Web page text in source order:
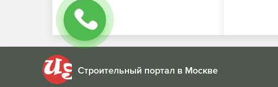
Строительный портал в Москве